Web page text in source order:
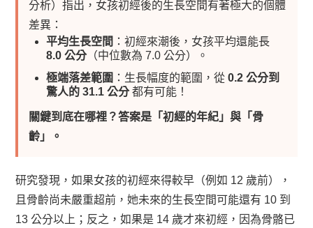
分析）指出，女孩初經後的生長空間有著極大的個體
差異：
平均生長空間 ：初經來潮後，女孩平均還能長
8.0 公分（中位數為 7.0 公分）。
極端落差範圍 ：生長幅度的範圍，從0.2 公分到
驚人的 31.1 公分都有可能！
關鍵到底在哪裡？答案是「初經的年紀」與「骨
齡」。
研究發現，如果女孩的初經來得較早（例如 12 歲前），
且骨齡尚未嚴重超前，她未來的生長空間可能還有 10 到
13 公分以上；反之，如果是 14 歲才來初經，因為骨骼已